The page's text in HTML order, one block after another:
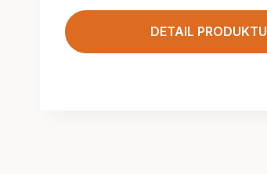
DETAIL PRODUKTU